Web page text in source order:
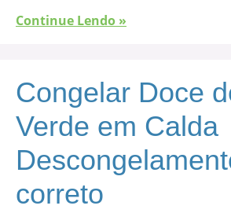
Continue Lendo »
Congelar Doce
Verde em Calda
correto